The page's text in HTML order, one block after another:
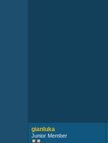
gianluka
Junior Member